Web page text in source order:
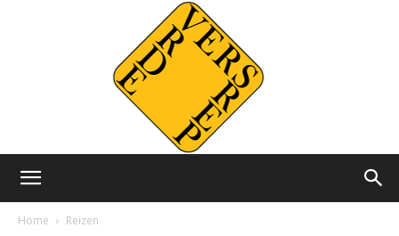
Home
Reizen